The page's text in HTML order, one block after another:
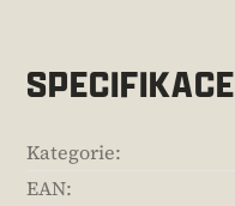
SPECIFIKACE
Kategorie:
EAN: